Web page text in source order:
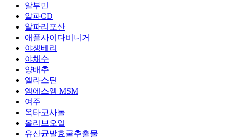
알부민
알파CD
알파리포산
애플사이다비니거
야생베리
야채수
양배추
엘라스틴
엠에스엠 MSM
여주
옥타코사놀
올리브오일
유산균발효굴추출물